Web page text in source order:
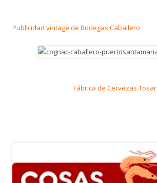
Publicidad vintage de Bodegas Caballero
Fábrica de Cervezas Tosar